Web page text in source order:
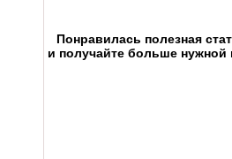
Понравилась полезная
и получайте больше